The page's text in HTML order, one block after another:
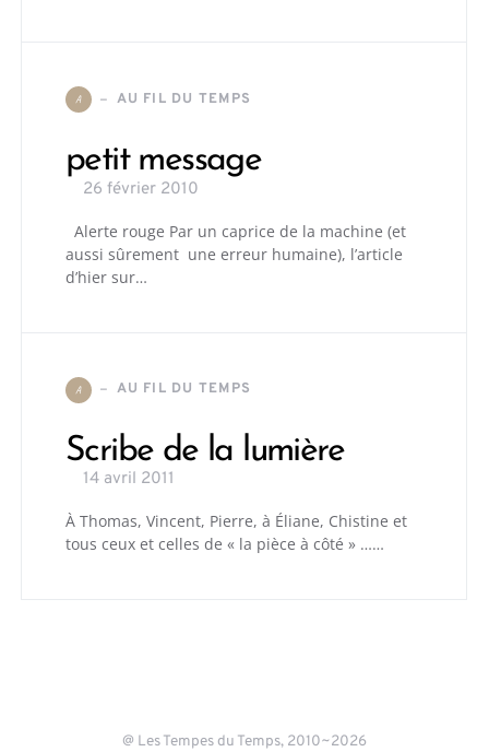
A AU FIL DU TEMPS
petit message
26 février 2010
Alerte rouge Par un caprice de la machine (et
aussi sûrement une erreur humaine), l’article
d’hier sur…
A AU FIL DU TEMPS
Scribe de la lumière
14 avril 2011
À Thomas, Vincent, Pierre, à Éliane, Chistine et
tous ceux et celles de « la pièce à côté » ……
@ Les Tempes du Temps, 2010~2026